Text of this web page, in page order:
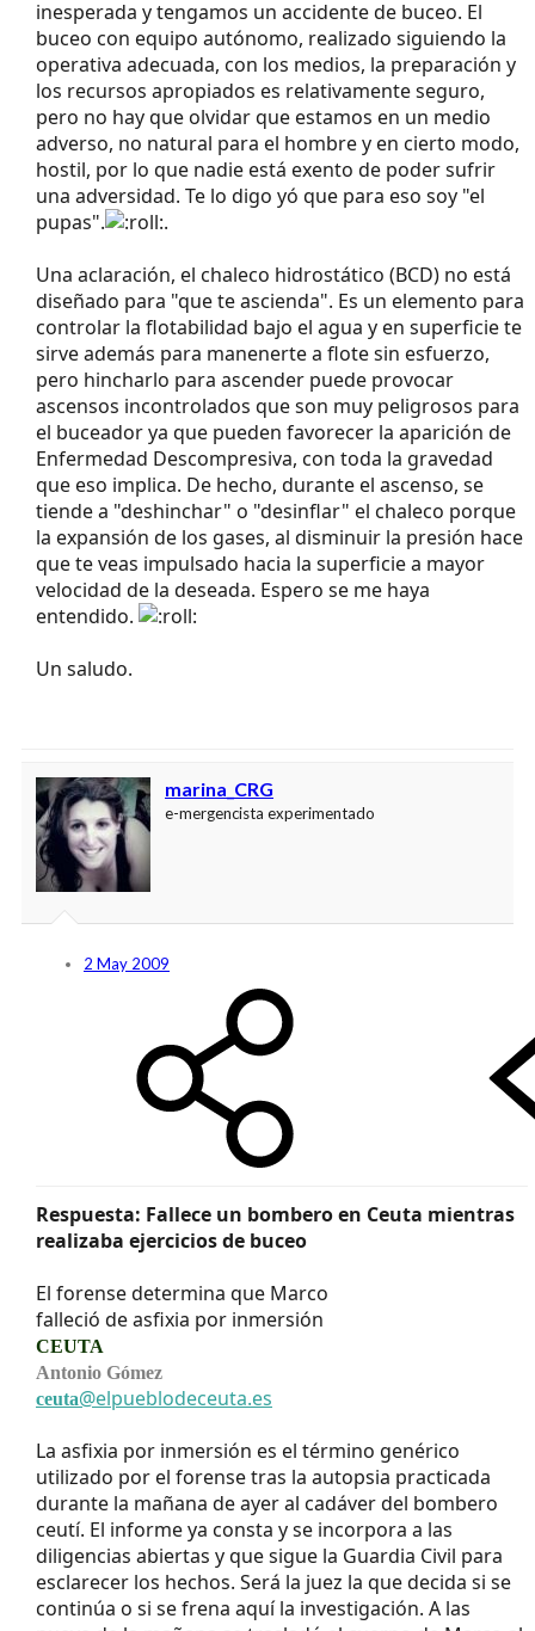
inesperada y tengamos un accidente de buceo. El
buceo con equipo autónomo, realizado siguiendo la
operativa adecuada, con los medios, la preparación y
los recursos apropiados es relativamente seguro,
pero no hay que olvidar que estamos en un medio
adverso, no natural para el hombre y en cierto modo,
hostil, por lo que nadie está exento de poder sufrir
una adversidad. Te lo digo yó que para eso soy "el
pupas".
.
Una aclaración, el chaleco hidrostático (BCD) no está
diseñado para "que te ascienda". Es un elemento para
controlar la flotabilidad bajo el agua y en superficie te
sirve además para manenerte a flote sin esfuerzo,
pero hincharlo para ascender puede provocar
ascensos incontrolados que son muy peligrosos para
el buceador ya que pueden favorecer la aparición de
Enfermedad Descompresiva, con toda la gravedad
que eso implica. De hecho, durante el ascenso, se
tiende a "deshinchar" o "desinflar" el chaleco porque
la expansión de los gases, al disminuir la presión hace
que te veas impulsado hacia la superficie a mayor
velocidad de la deseada. Espero se me haya
entendido.
Un saludo.
marina_CRG
e-mergencista experimentado
2 May 2009
Respuesta: Fallece un bombero en Ceuta mientras
realizaba ejercicios de buceo
El forense determina que Marco
falleció de asfixia por inmersión​
CEUTA
Antonio Gómez
ceuta@elpueblodeceuta.es
La asfixia por inmersión es el término genérico
utilizado por el forense tras la autopsia practicada
durante la mañana de ayer al cadáver del bombero
ceutí. El informe ya consta y se incorpora a las
diligencias abiertas y que sigue la Guardia Civil para
esclarecer los hechos. Será la juez la que decida si se
continúa o si se frena aquí la investigación. A las